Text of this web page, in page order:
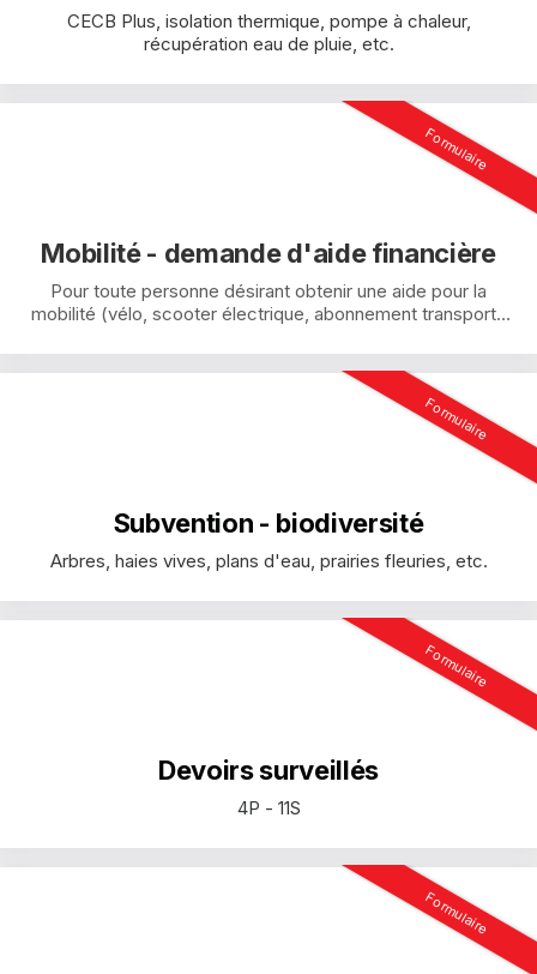
CECB Plus, isolation thermique, pompe à chaleur,
récupération eau de pluie, etc.
Formulaire
Mobilité - demande d'aide financière
Pour toute personne désirant obtenir une aide pour la
mobilité (vélo, scooter électrique, abonnement transports
Formulaire
Subvention - biodiversité
Arbres, haies vives, plans d'eau, prairies fleuries, etc.
Formulaire
Devoirs surveillés
4P - 11S
Formulaire